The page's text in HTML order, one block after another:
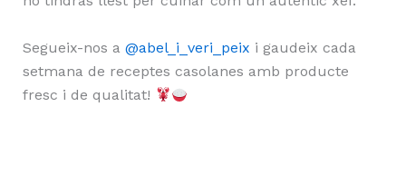
Segueix-nos a @abel_i_veri_peix i gaudeix cada
setmana de receptes casolanes amb producte
fresc i de qualitat!